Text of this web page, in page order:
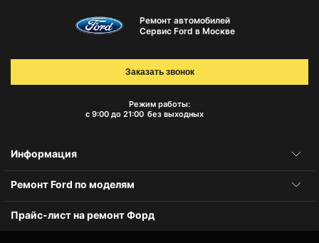
Ремонт автомобилей
Сервис Ford в Москве
Режим работы:
с 9:00 до 21:00 без выходных
Заказать звонок
Информация
Ремонт Ford по моделям
Прайс-лист на ремонт Форд